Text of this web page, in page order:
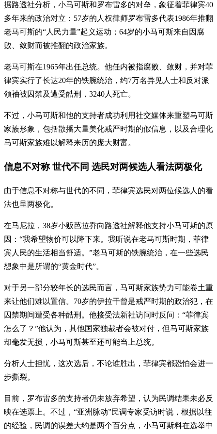
据路透社分析，小马可斯和罗布雷多的对垒，象征着菲律宾40
多年来的政治对立：57岁的人权律师罗布雷多代表1986年推翻
老马可斯的“人民力量”起义运动；64岁的小马可斯来自因腐
败、敛财而被推翻的政治家族。
老马可斯在1965年出任总统。他任内被指腐败、敛财，并对菲
律宾实行了长达20年的铁腕统治，约7万名异见人士和反对派
领袖被囚禁及遭受酷刑，3240人死亡。
不过，小马可斯和他的支持者成功利用社交媒体来重塑马可斯
家族形象，包括散播大量美化戒严时期的假信息，以及合理化
马可斯家族难以解释来历的庞大财富。
信息不对称 世代不同 选民对两候选人看法两极化
由于信息不对称与世代的不同，菲律宾选民对两位候选人的看
法也呈两极化。
在马尼拉，38岁小贩芭拉乔向路透社解释他支持小马可斯的原
因：“我希望物价可以降下来。我听说在老马可斯时期，菲律
宾人民的生活相当舒适。”老马可斯的铁腕统治，在一些选民
想象中是所谓的“黄金时代”。
对于另一部分较年长的选民而言，马可斯家族势力可能卷土重
来让他们难以置信。70岁的伊拉干曾是戒严时期的政治犯，在
囚禁期间遭受各种酷刑。他接受法新社访问时反问：“菲律宾
怎么了？”他认为，其他国家独裁者会被对付，但马可斯家族
却毫发无损，小马可斯甚至还可能当上总统。
分析人士担忧，这次选后，不论谁胜出，菲律宾都恐怕会进一
步撕裂。
目前，罗布雷多的支持者仍未放弃希望，认为民调结果未必反
映在选票上。不过，“亚洲脉动”民调专家受访时说，根据以往
的经验，民调的误差大约是两个百分点，小马可斯料在选举中